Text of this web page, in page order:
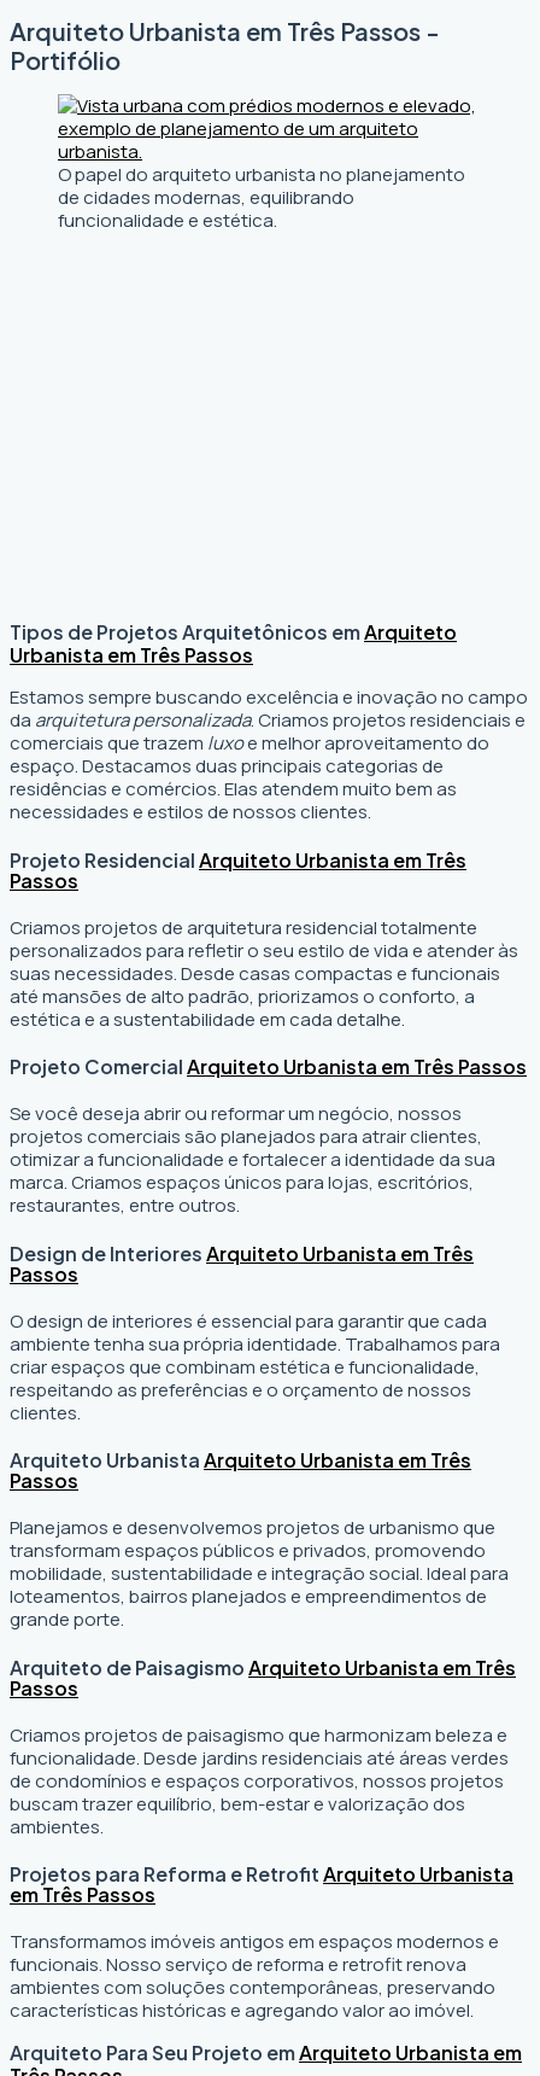
Arquiteto Urbanista em Três Passos -
Portifólio
O papel do arquiteto urbanista no planejamento
de cidades modernas, equilibrando
funcionalidade e estética.
Tipos de Projetos Arquitetônicos emArquiteto
Urbanista em Três Passos
Estamos sempre buscando excelência e inovação no campo
da arquitetura personalizada. Criamos projetos residenciais e
comerciais que trazem luxoe melhor aproveitamento do
espaço. Destacamos duas principais categorias de
residências e comércios. Elas atendem muito bem as
necessidades e estilos de nossos clientes.
Projeto ResidencialArquiteto Urbanista em Três
Passos
Criamos projetos de arquitetura residencial totalmente
personalizados para refletir o seu estilo de vida e atender às
suas necessidades. Desde casas compactas e funcionais
até mansões de alto padrão, priorizamos o conforto, a
estética e a sustentabilidade em cada detalhe.
Projeto ComercialArquiteto Urbanista em Três Passos
Se você deseja abrir ou reformar um negócio, nossos
projetos comerciais são planejados para atrair clientes,
otimizar a funcionalidade e fortalecer a identidade da sua
marca. Criamos espaços únicos para lojas, escritórios,
restaurantes, entre outros.
Design de InterioresArquiteto Urbanista em Três
Passos
O design de interiores é essencial para garantir que cada
ambiente tenha sua própria identidade. Trabalhamos para
criar espaços que combinam estética e funcionalidade,
respeitando as preferências e o orçamento de nossos
clientes.
Arquiteto UrbanistaArquiteto Urbanista em Três
Passos
Planejamos e desenvolvemos projetos de urbanismo que
transformam espaços públicos e privados, promovendo
mobilidade, sustentabilidade e integração social. Ideal para
loteamentos, bairros planejados e empreendimentos de
grande porte.
Arquiteto de PaisagismoArquiteto Urbanista em Três
Passos
Criamos projetos de paisagismo que harmonizam beleza e
funcionalidade. Desde jardins residenciais até áreas verdes
de condomínios e espaços corporativos, nossos projetos
buscam trazer equilíbrio, bem-estar e valorização dos
ambientes.
Projetos para Reforma e RetrofitArquiteto Urbanista
em Três Passos
Transformamos imóveis antigos em espaços modernos e
funcionais. Nosso serviço de reforma e retrofit renova
ambientes com soluções contemporâneas, preservando
características históricas e agregando valor ao imóvel.
Arquiteto Para Seu Projeto emArquiteto Urbanista em